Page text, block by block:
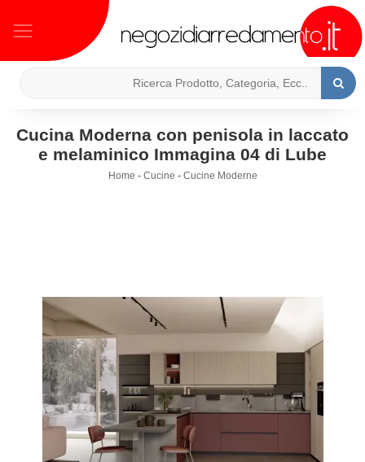
Cucina Moderna con penisola in laccato
e melaminico Immagina 04 di Lube
Home - Cucine - Cucine Moderne